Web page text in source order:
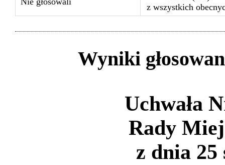
z wszystkich
Wyniki
Uchwała
Rady
z dnia 25